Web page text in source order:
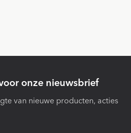
onze nieuwsbrief
van nieuwe producten, acties